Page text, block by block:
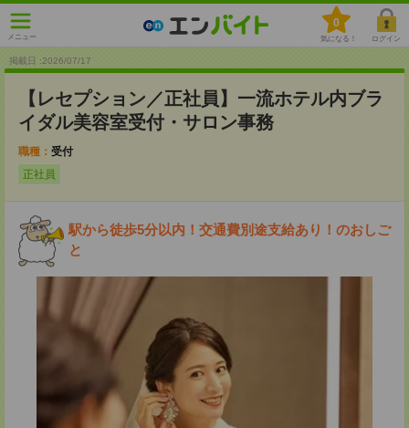
メニュー
0
気になる！ ログイン
掲載日 :2026/07/17
【レセプション／正社員】一流ホテル内ブラ
イダル美容室受付・サロン事務
職種： 受付
正社員
駅から徒歩5分以内！交通費別途支給あり！のおしご
と